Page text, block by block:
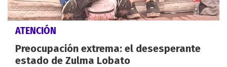
ATENCIÓN
Preocupación extrema: el desesperante
estado de Zulma Lobato